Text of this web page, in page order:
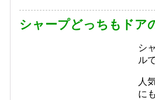
シャープどっちもド
シ
ル
人
に